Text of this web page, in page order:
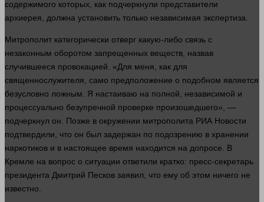
содержимого которых, как подчеркнули представители
архиерея, должна установить только независимая экспертиза
Митрополит категорически отверг какую-либо связь с
незаконным оборотом запрещенных веществ, назвав
случившееся провокацией. «Для меня, как для
священнослужителя, само предположение о подобном является
безусловно ложным. Я настаиваю на полной, независимой и
процессуально безупречной проверке произошедшего», —
подчеркнул он. Позже в окружении митрополита РИА Новости
подтвердили, что он был задержан по подозрению в хранении
наркотиков и в настоящее время находится на допросе. В
Кремле на вопрос о ситуации ответили кратко: пресс-секретарь
президента Дмитрий Песков заявил, что ему об этом ничего не
известно.